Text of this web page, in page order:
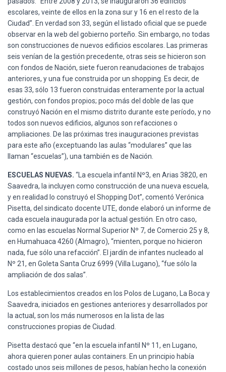
escolares, veinte de ellos en la zona sur y 16 en el resto de la
Ciudad”. En verdad son 33, según el listado oficial que se puede
observar en la web del gobierno porteño. Sin embargo, no todas
son construcciones de nuevos edificios escolares. Las primeras
seis venían de la gestión precedente, otras seis se hicieron son
con fondos de Nación, siete fueron reanudaciones de trabajos
anteriores, y una fue construida por un shopping. Es decir, de
esas 33, sólo 13 fueron construidas enteramente por la actual
gestión, con fondos propios; poco más del doble de las que
construyó Nación en el mismo distrito durante este período, y no
todos son nuevos edificios, algunos son refacciones o
ampliaciones. De las próximas tres inauguraciones previstas
para este año (exceptuando las aulas “modulares” que las
llaman “escuelas”), una también es de Nación.
ESCUELAS NUEVAS. “La escuela infantil Nº3, en Arias 3820, en
Saavedra, la incluyen como construcción de una nueva escuela,
y en realidad lo construyó el Shopping Dot”, comentó Verónica
Pisetta, del sindicato docente UTE, donde elaboró un informe de
cada escuela inaugurada por la actual gestión. En otro caso,
como en las escuelas Normal Superior Nº 7, de Comercio 25 y 8,
en Humahuaca 4260 (Almagro), “mienten, porque no hicieron
nada, fue sólo una refacción”. El jardín de infantes nucleado al
Nº 21, en Goleta Santa Cruz 6999 (Villa Lugano), “fue sólo la
ampliación de dos salas”.
Los establecimientos creados en los Polos de Lugano, La Boca y
Saavedra, iniciados en gestiones anteriores y desarrollados por
la actual, son los más numerosos en la lista de las
construcciones propias de Ciudad.
Pisetta destacó que “en la escuela infantil Nº 11, en Lugano,
ahora quieren poner aulas containers. En un principio había
costado unos seis millones de pesos, habían hecho la conexión